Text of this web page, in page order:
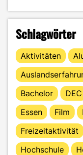
Schlagwörter
Aktivitäten
Bachelor
DEC
Essen
Film
Freizeitaktivität
Hochschule